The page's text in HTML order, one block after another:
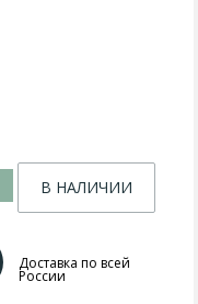
В НАЛИЧИИ
Доставка по всей
России